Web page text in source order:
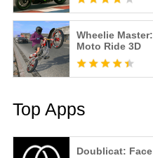
Wheelie Master:
Moto Ride 3D
Top Apps
Doublicat: Face